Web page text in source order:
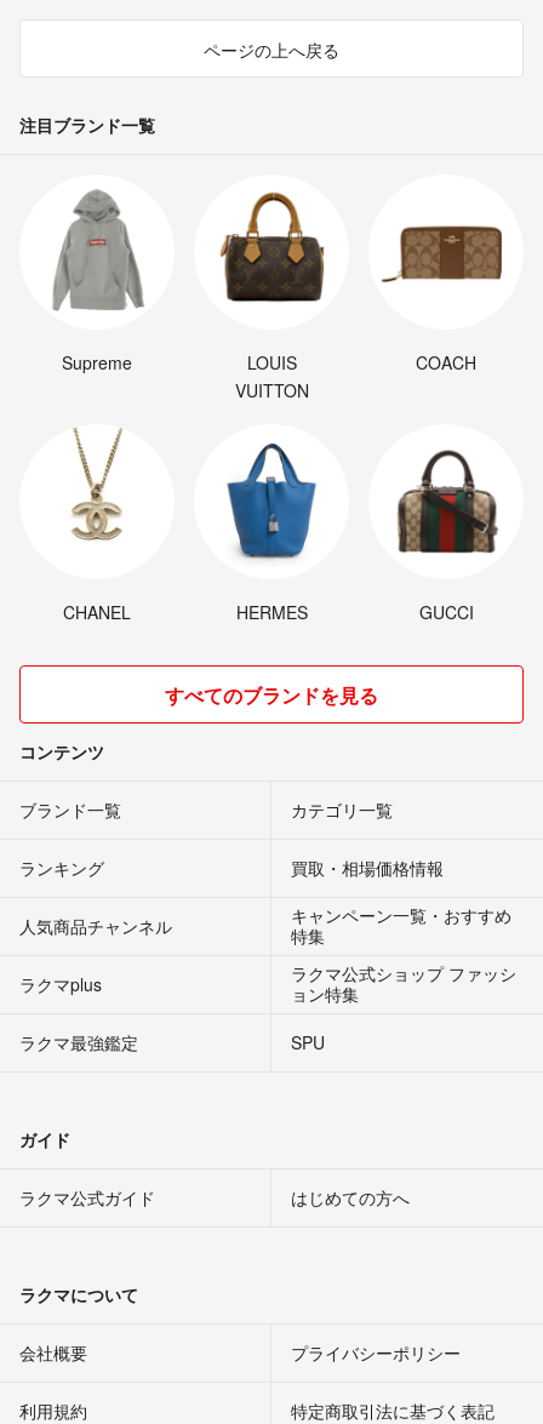
ページの上へ戻る
注目ブランド一覧
Supreme
LOUIS
VUITTON
COACH
CHANEL HERMES GUCCI
すべてのブランドを見る
コンテンツ
ブランド一覧 カテゴリ一覧
ランキング 買取・相場価格情報
人気商品チャンネル
キャンペーン一覧・おすすめ
特集
ラクマplus
ラクマ公式ショップ ファッシ
ョン特集
ラクマ最強鑑定
SPU
ガイド
ラクマ公式ガイド はじめての方へ
ラクマについて
会社概要 プライバシーポリシー
利用規約 特定商取引法に基づく表記